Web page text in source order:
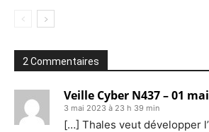
2 Commentaires
Veille Cyber N437 – 01
3 mai 2023 à 23 h 39 min
[…] Thales veut développer